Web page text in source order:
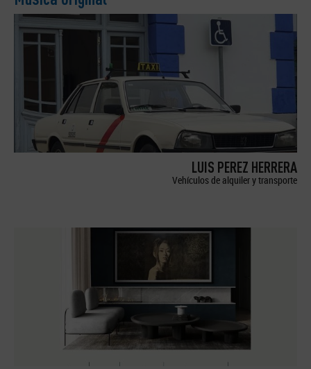
LUIS PEREZ HERRERA
Vehículos de alquiler y transporte